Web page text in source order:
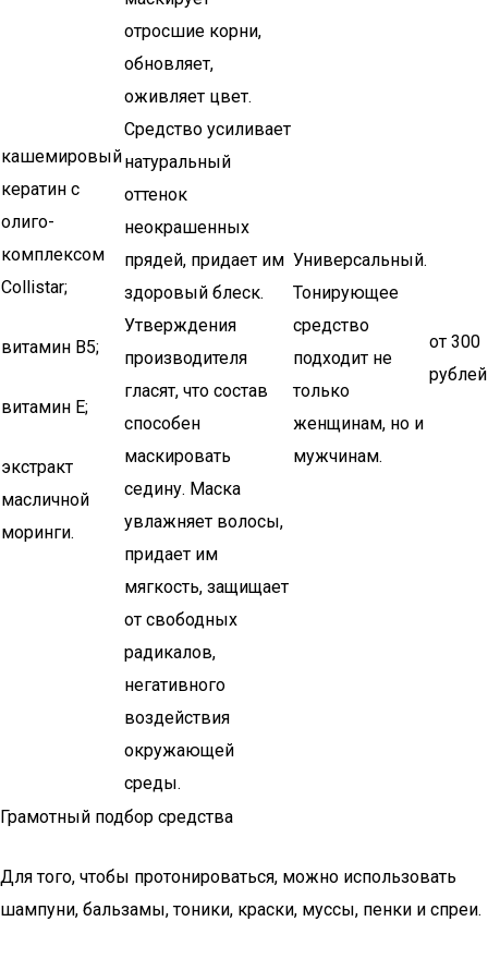
кашемировый
кератин с
олиго-
комплексом
Collistar;
витамин В5;
витамин Е;
экстракт
масличной
моринги.
отросшие корни,
обновляет,
оживляет цвет.
Средство усиливает
натуральный
оттенок
неокрашенных
прядей, придает им
здоровый блеск.
Утверждения
производителя
гласят, что состав
способен
маскировать
седину. Маска
увлажняет волосы,
придает им
мягкость, защищает
от свободных
радикалов,
негативного
воздействия
окружающей
среды.
Универсальный.
Тонирующее
средство
подходит не
только
женщинам, но и
мужчинам.
от 300
рублей
Грамотный подбор средства
Для того, чтобы протонироваться, можно использовать
шампуни, бальзамы, тоники, краски, муссы, пенки и спреи.